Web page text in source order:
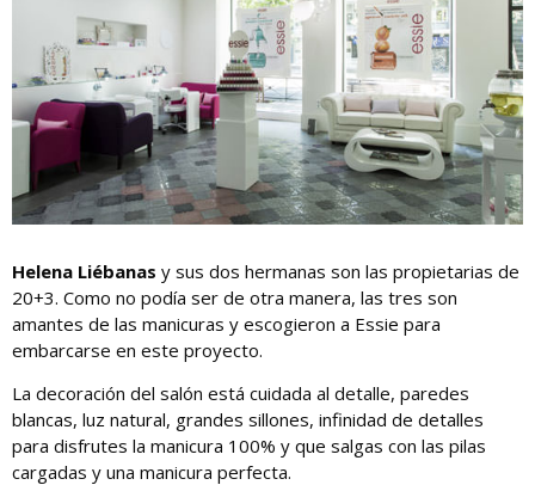
Helena Liébanas y sus dos hermanas son las propietarias de
20+3. Como no podía ser de otra manera, las tres son
amantes de las manicuras y escogieron a Essie para
embarcarse en este proyecto.
La decoración del salón está cuidada al detalle, paredes
blancas, luz natural, grandes sillones, infinidad de detalles
para disfrutes la manicura 100% y que salgas con las pilas
cargadas y una manicura perfecta.